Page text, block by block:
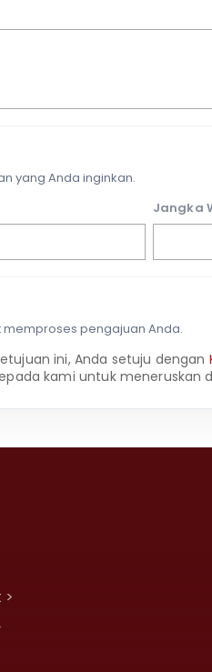
yang Anda inginkan.
Jangka
pengajuan Anda.
ini, Anda setuju dengan
kami untuk meneruskan